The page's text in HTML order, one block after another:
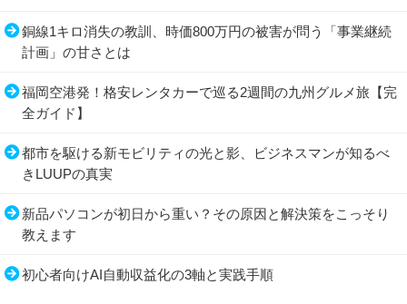
銅線1キロ消失の教訓、時価800万円の被害が問う「事業継続
計画」の甘さとは
福岡空港発！格安レンタカーで巡る2週間の九州グルメ旅【完
全ガイド】
都市を駆ける新モビリティの光と影、ビジネスマンが知るべ
きLUUPの真実
新品パソコンが初日から重い？その原因と解決策をこっそり
教えます
初心者向けAI自動収益化の3軸と実践手順